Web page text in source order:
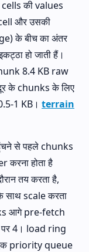
की values
और उसकी
के बीच का अंतर
हो जाती हैं।
8.4 KB raw
के chunks के लिए
1 KB। terrain
से पहले chunks
होता है
तय करता है,
साथ scale करता
आगे pre-fetch
4। load ring
priority queue